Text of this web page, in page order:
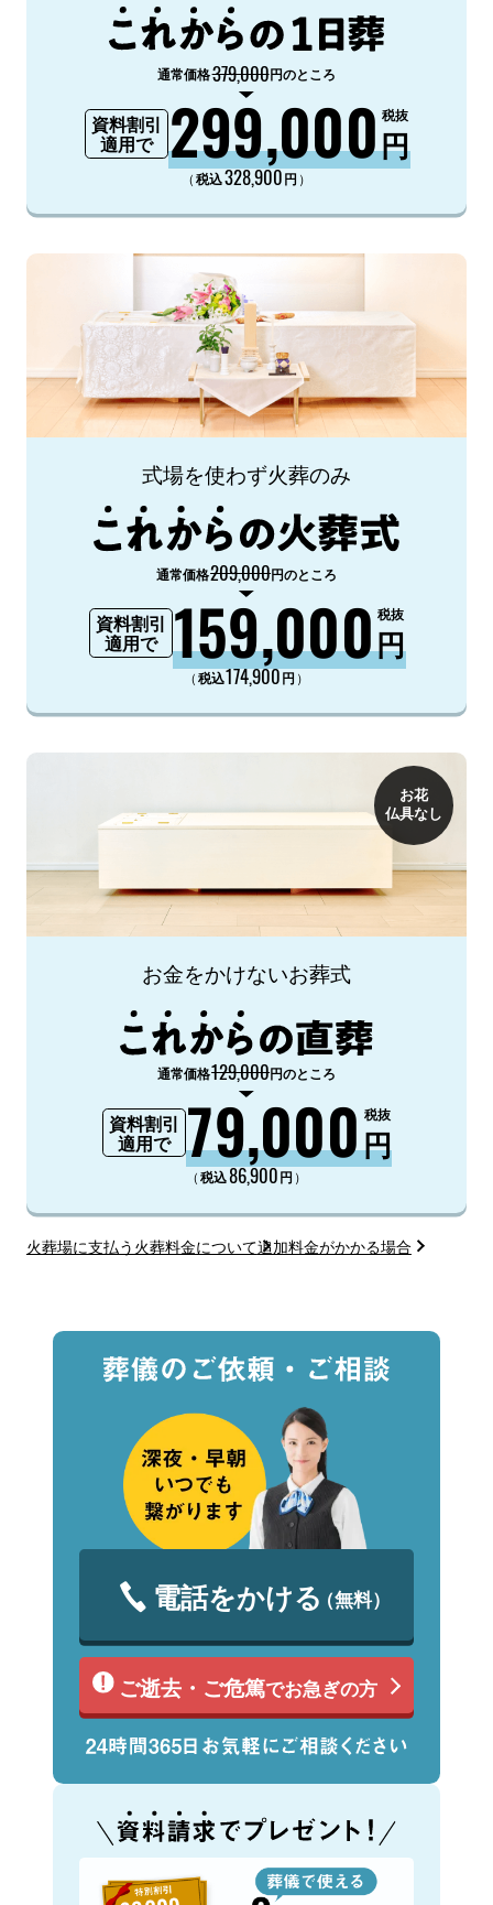
通常価格379,000円のところ
資料割引
適用で
299,000円
税抜
（税込328,900円 ）
式場を使わず火葬のみ
通常価格209,000円のところ
資料割引
適用で
159,000円
税抜
（税込174,900円 ）
お花
仏具なし
お金をかけないお葬式
通常価格129,000円のところ
資料割引
適用で
79,000円
税抜
（税込86,900円 ）
火葬場に支払う火葬料金について追加料金がかかる場合
電話をかける（無料）
ご逝去・ご危篤でお急ぎの方